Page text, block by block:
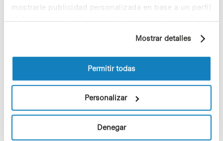
mostrarle publicidad personalizada en base a un perfil
elaborado a partir de sus hábitos de navegación (por
información sobre las cookies puede consultar
la Política de cookies del sitio web.
Mostrar detalles
Permitir todas
Personalizar
Denegar
Servei de fisioteràpia per a la Comunitat
del PCB
Parc Científic de Barcelona, Recepció Cluster IIAv. Dr.
12